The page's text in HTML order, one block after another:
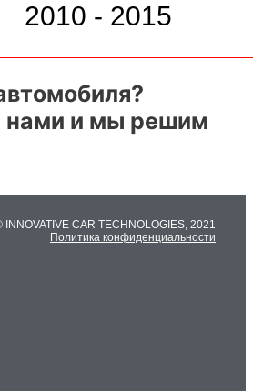
2010 - 2015
нами и мы решим
INNOVATIVE CAR TECHNOLOGIES, 2021
Политика конфиденциальности